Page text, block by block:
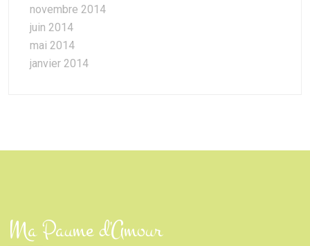
novembre 2014
juin 2014
mai 2014
janvier 2014
Ma Paume d'Amour